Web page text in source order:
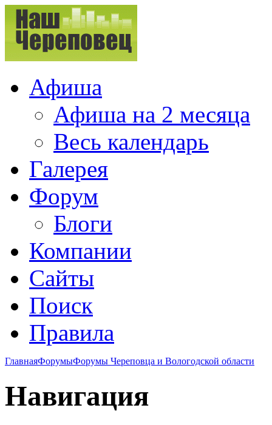
Афиша
Афиша на 2 месяца
Весь календарь
Галерея
Форум
Блоги
Компании
Сайты
Поиск
Правила
ГлавнаяФорумыФорумы Череповца и Вологодской области
Навигация